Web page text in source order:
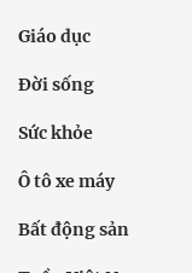
Giáo dục
Đời sống
Sức khỏe
Ô tô xe máy
Bất động sản